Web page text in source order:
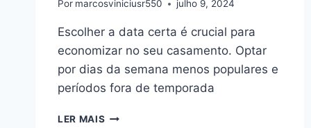
Por marcosviniciusr550 julho 9, 2024
Escolher a data certa é crucial para
economizar no seu casamento. Optar
por dias da semana menos populares e
períodos fora de temporada
LER MAIS COMO